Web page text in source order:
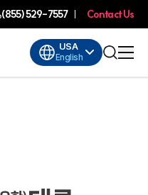
(855) 529-7557 Contact Us
USA
English